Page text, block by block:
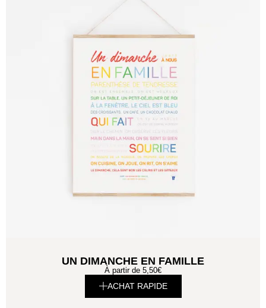
UN DIMANCHE EN FAMILLE
À partir de 5,50€
ACHAT RAPIDE